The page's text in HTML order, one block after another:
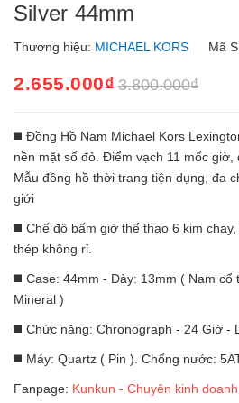
Silver 44mm
Thương hiệu: MICHAEL KORS Mã
2.655.000₫ 3.800.000₫
◼️ Đồng Hồ Nam Michael Kors
nền mặt số đỏ. Điểm vạch 11 mốc giờ,
Mẫu đồng hồ thời trang tiện dụng, đa
giới
◼️ Chế độ bấm giờ thể thao 6 kim
thép không rỉ.
◼️ Case: 44mm - Dày: 13mm ( Nam cổ
Mineral )
◼️ Chức năng: Chronograph - 24 Giờ -
◼️ Máy: Quartz ( Pin ). Chống nước:
Fanpage: Kunkun - Chuyên kinh